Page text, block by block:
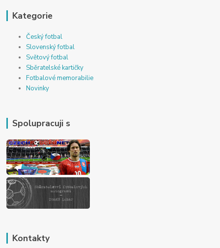
Kategorie
Český fotbal
Slovenský fotbal
Světový fotbal
Sběratelské kartičky
Fotbalové memorabilie
Novinky
Spolupracuji s
Kontakty